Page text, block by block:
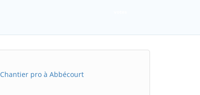
Chantier pro à Abbécourt